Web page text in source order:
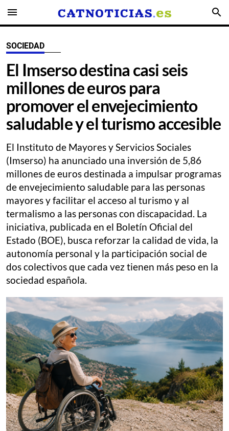
menu search
SOCIEDAD
El Imserso destina casi seis
millones de euros para
promover el envejecimiento
saludable y el turismo accesible
El Instituto de Mayores y Servicios Sociales
(Imserso) ha anunciado una inversión de 5,86
millones de euros destinada a impulsar programas
de envejecimiento saludable para las personas
mayores y facilitar el acceso al turismo y al
termalismo a las personas con discapacidad. La
iniciativa, publicada en el Boletín Oficial del
Estado (BOE), busca reforzar la calidad de vida, la
autonomía personal y la participación social de
dos colectivos que cada vez tienen más peso en la
sociedad española.